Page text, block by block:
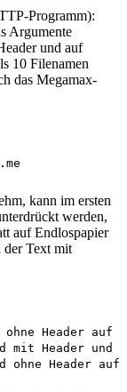
Programm):
Argumente
und auf
10 Filenamen
das Megamax-
kann im ersten
werden,
auf Endlospapier
Text mit
Header auf
Header und